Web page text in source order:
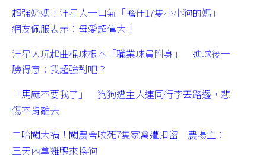
超強奶媽！汪星人一口氣「擔任17隻小小狗的媽」
網友佩服表示：母愛超偉大！
汪星人玩起曲棍球根本「職業球員附身」 進球後一
臉得意：我超強對吧？
「馬麻不要我了」 狗狗遭主人連同行李丟路邊，悲
傷不肯離去
二哈闖大禍！闖農舍咬死7隻家禽遭扣留 農場主：
三天內拿雞鴨來換狗